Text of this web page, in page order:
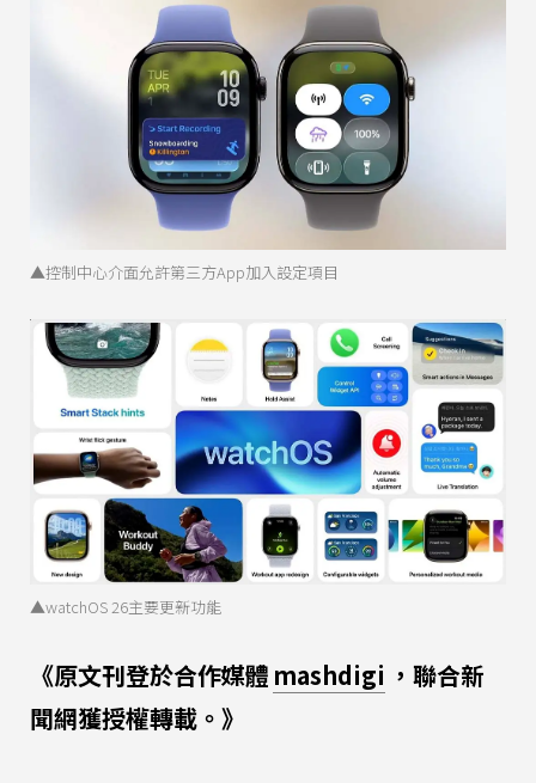
▲控制中心介面允許第三方App加入設定項目
▲watchOS 26主要更新功能
《原文刊登於合作媒體 mashdigi ，聯合新
聞網獲授權轉載。》